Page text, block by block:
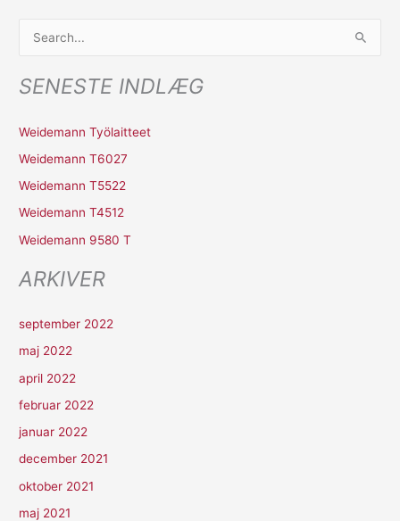
g
f
t
e
r
:
SENESTE INDLÆG
Weidemann Työlaitteet
Weidemann T6027
Weidemann T5522
Weidemann T4512
Weidemann 9580 T
ARKIVER
september 2022
maj 2022
april 2022
februar 2022
januar 2022
december 2021
oktober 2021
maj 2021